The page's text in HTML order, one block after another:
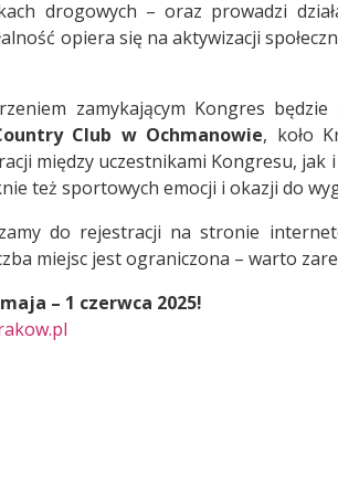
drogowych – oraz prowadzi
opiera się na aktywizacji
zamykającym Kongres
Club w Ochmanowie, koło
między uczestnikami Kongresu,
też sportowych emocji i okazji do
do rejestracji na stronie
miejsc jest ograniczona – warto
– 1 czerwca 2025!